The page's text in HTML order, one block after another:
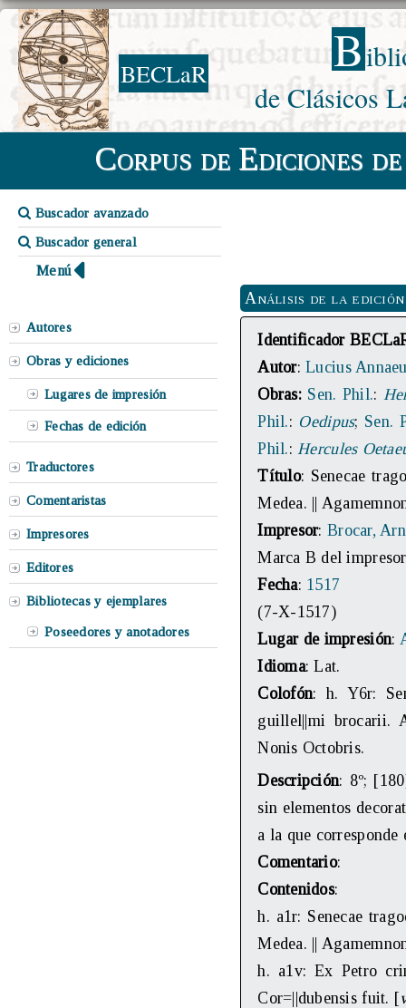
BECLaR B
de Clásicos
Corpus de Ediciones
Buscador avanzado
Buscador general
Menú
Autores
Obras y ediciones
Lugares de impresión
Fechas de edición
Traductores
Comentaristas
Impresores
Editores
Bibliotecas y ejemplares
Poseedores y anotadores
Análisis de la edición
Identificador
Autor:Lucius
Obras: Sen. Phil.:
Phil.: Oedipus; Sen.
Phil.:Hercules
Título: Senecae
Medea. ||
Impresor: Brocar,
Marca B del
Fecha: 1517
(7-X-1517)
Lugar de impresión:
Idioma: Lat.
Colofón: h. Y6r:
guillel||mi brocarii.
Nonis Octobris.
Descripción: 8º;
sin elementos
a la que corresponde
Comentario:
Contenidos:
h. a1r: Senecae
Medea. ||
h. a1v: Ex Petro
Cor=||dubensis fuit. [